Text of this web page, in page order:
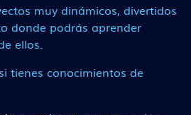
muy dinámicos, divertidos
donde podrás aprender
ellos.
tienes conocimientos de